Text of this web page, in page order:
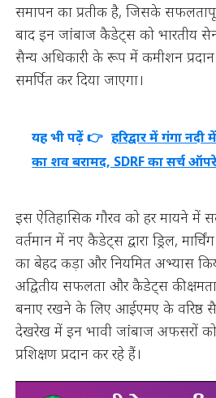
समापन का प्रतीक है, जिसके
बाद इन जांबाज कैडेट्स को भारतीय
सैन्य अधिकारी के रूप में कमीशन
समर्पित कर दिया जाएगा।
यह भी पढ़ें 👉 हरिद्वार में गंगा
का शव बरामद, SDRF का सर्च
इस ऐतिहासिक गौरव को हर मायने में
वर्तमान में नए कैडेट्स द्वारा ड्रिल,
का बेहद कड़ा और नियमित अभ्यास
अद्वितीय सफलता और कैडेट्स की
बनाए रखने के लिए आईएमए के वरिष्ठ
देखरेख में इन भावी जांबाज अफसरों
प्रशिक्षण प्रदान कर रहे हैं।